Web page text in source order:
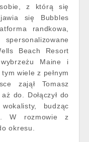
z którą się
się Bubbles
randkowa,
Beach Resort
Maine i
wiele z pełnym
zajął Tomasz
do. Dołączył do
budząc
W rozmowie z
okresu.